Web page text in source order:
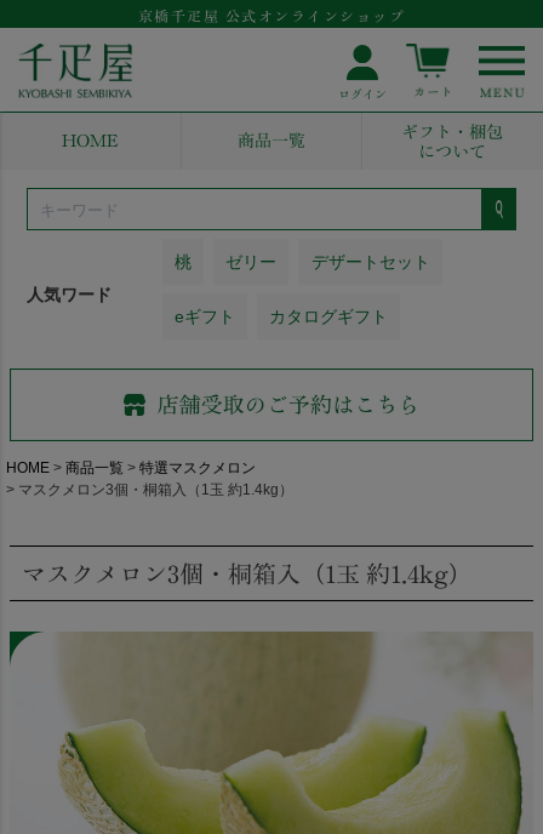
京橋千疋屋 公式オンラインショップ
HOME 商品一覧
ギフト・梱包
について
人気ワード
桃 ゼリー デザートセット
eギフト カタログギフト
HOME 商品一覧
特選マスクメロン
マスクメロン3個・桐箱入（1玉 約1.4kg）
マスクメロン3個・桐箱入（1玉 約1.4kg）